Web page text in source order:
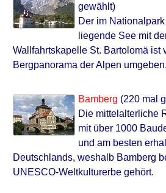
gewählt)
Der im
liegende See mit
Wallfahrtskapelle St. Bartolomä ist
Bergpanorama der Alpen umgeben.
Bamberg (220 mal
Die mittelalterliche
mit über 1000
und am besten
Deutschlands, weshalb Bamberg
UNESCO-Weltkulturerbe gehört.